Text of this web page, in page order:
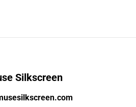
Silkscreen